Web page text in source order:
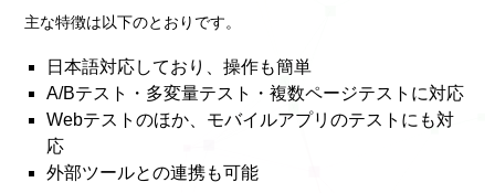
主な特徴は以下のとおりです。
日本語対応しており、操作も簡単
A/Bテスト・多変量テスト・複数ページテストに対応
Webテストのほか、モバイルアプリのテストにも対
応
外部ツールとの連携も可能